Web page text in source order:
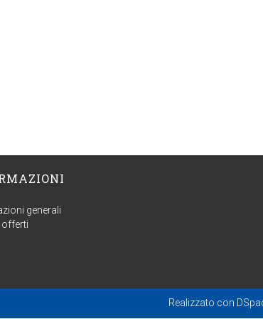
generali
offerti
Realizzato con